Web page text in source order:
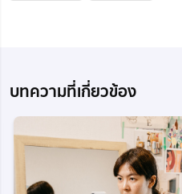
บทความที่เกี่ยวข้อง